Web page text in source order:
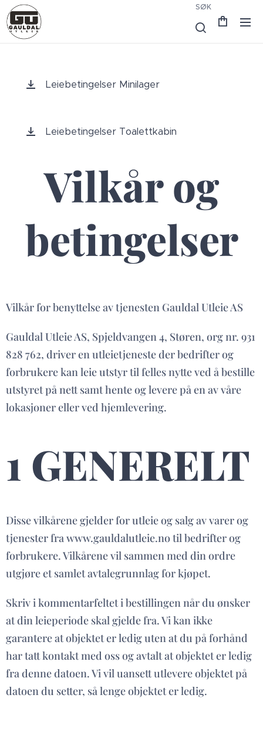
SØK
Leiebetingelser Minilager
Leiebetingelser Toalettkabin
Vilkår og
betingelser
Vilkår for benyttelse av tjenesten Gauldal Utleie AS
Gauldal Utleie AS, Spjeldvangen 4, Støren, org nr. 931
828 762, driver en utleietjeneste der bedrifter og
forbrukere kan leie utstyr til felles nytte ved å bestille
utstyret på nett samt hente og levere på en av våre
lokasjoner eller ved hjemlevering.
1 GENERELT
Disse vilkårene gjelder for utleie og salg av varer og
tjenester fra www.gauldalutleie.no til bedrifter og
forbrukere. Vilkårene vil sammen med din ordre
utgjøre et samlet avtalegrunnlag for kjøpet.
Skriv i kommentarfeltet i bestillingen når du ønsker
at din leieperiode skal gjelde fra. Vi kan ikke
garantere at objektet er ledig uten at du på forhånd
har tatt kontakt med oss og avtalt at objektet er ledig
fra denne datoen. Vi vil uansett utlevere objektet på
datoen du setter, så lenge objektet er ledig.